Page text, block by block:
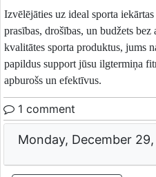
Izvēlējāties uz ideal sporta
prasības, drošības, un budžets
kvalitātes sporta produktus, jums
papildus support jūsu ilgtermiņa
apburošs un efektīvus.
1 comment
Monday, December